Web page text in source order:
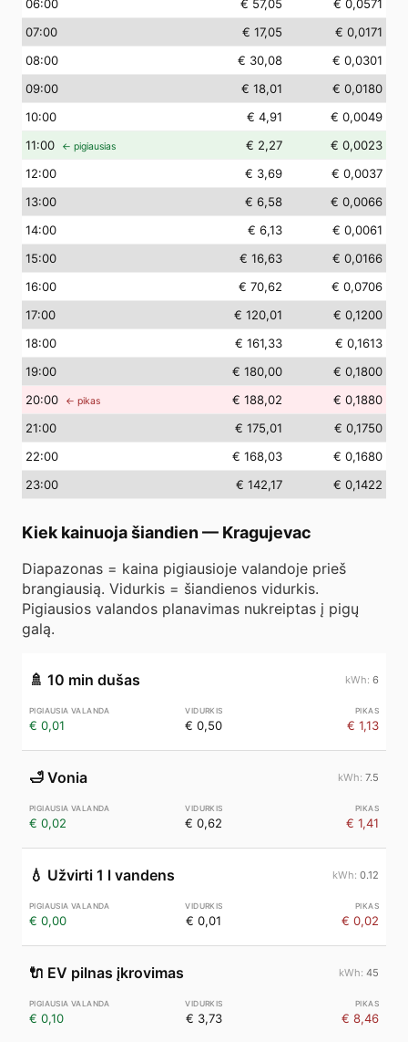
06:00 € 57,05
€ 0,0571
07:00 € 17,05
€ 0,0171
08:00 € 30,08
€ 0,0301
09:00 € 18,01
€ 0,0180
10:00 € 4,91
€ 0,0049
11:00 ← pigiausias € 2,27
€ 0,0023
12:00 € 3,69
€ 0,0037
13:00 € 6,58
€ 0,0066
14:00 € 6,13
€ 0,0061
15:00 € 16,63
€ 0,0166
16:00 € 70,62
€ 0,0706
17:00 € 120,01
€ 0,1200
18:00 € 161,33
€ 0,1613
19:00 € 180,00
€ 0,1800
20:00 ← pikas € 188,02
€ 0,1880
21:00 € 175,01
€ 0,1750
22:00 € 168,03
€ 0,1680
23:00 € 142,17 € 0,1422
Kiek kainuoja šiandien — Kragujevac
Diapazonas = kaina pigiausioje valandoje prieš
brangiausią. Vidurkis = šiandienos vidurkis.
Pigiausios valandos planavimas nukreiptas į pigų
galą.
🚿 10 min dušas 6
€ 0,01 € 0,50 € 1,13
🛁 Vonia 7.5
€ 0,02 € 0,62 € 1,41
💧 Užvirti 1 l vandens 0.12
€ 0,00 € 0,01 € 0,02
🔌 EV pilnas įkrovimas 45
€ 0,10 € 3,73 € 8,46